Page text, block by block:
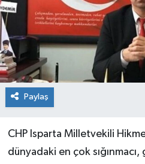
Paylaş
CHP Isparta Milletvekili
dünyadaki en çok sığınmacı,